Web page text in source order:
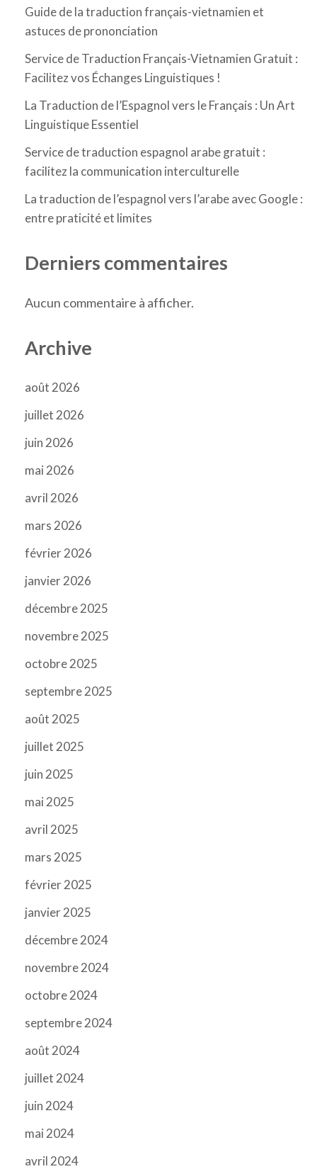
Guide de la traduction français-vietnamien et
astuces de prononciation
Service de Traduction Français-Vietnamien Gratuit :
Facilitez vos Échanges Linguistiques !
La Traduction de l’Espagnol vers le Français : Un Art
Linguistique Essentiel
Service de traduction espagnol arabe gratuit :
facilitez la communication interculturelle
La traduction de l’espagnol vers l’arabe avec Google :
entre praticité et limites
Derniers commentaires
Aucun commentaire à afficher.
Archive
août 2026
juillet 2026
juin 2026
mai 2026
avril 2026
mars 2026
février 2026
janvier 2026
décembre 2025
novembre 2025
octobre 2025
septembre 2025
août 2025
juillet 2025
juin 2025
mai 2025
avril 2025
mars 2025
février 2025
janvier 2025
décembre 2024
novembre 2024
octobre 2024
septembre 2024
août 2024
juillet 2024
juin 2024
mai 2024
avril 2024